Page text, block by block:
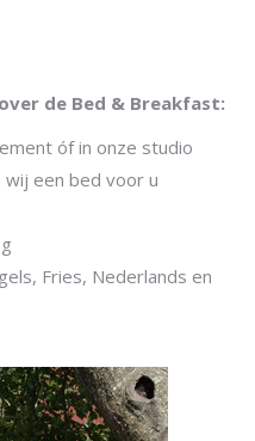
de Bed & Breakfast:
óf in onze studio
wij een bed voor u
Fries, Nederlands en